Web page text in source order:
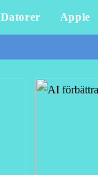
Datorer Apple